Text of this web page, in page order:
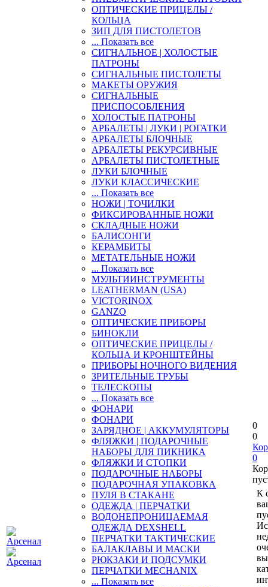
ОПТИЧЕСКИЕ ПРИЦЕЛЫ /
КОЛЬЦА
ЗИП ДЛЯ ПИСТОЛЕТОВ
... Показать все
СИГНАЛЬНОЕ | ХОЛОСТЫЕ
ПАТРОНЫ
СИГНАЛЬНЫЕ ПИСТОЛЕТЫ
МАКЕТЫ ОРУЖИЯ
СИГНАЛЬНЫЕ
ПРИСПОСОБЛЕНИЯ
ХОЛОСТЫЕ ПАТРОНЫ
АРБАЛЕТЫ | ЛУКИ | РОГАТКИ
АРБАЛЕТЫ БЛОЧНЫЕ
АРБАЛЕТЫ РЕКУРСИВНЫЕ
АРБАЛЕТЫ ПИСТОЛЕТНЫЕ
ЛУКИ БЛОЧНЫЕ
ЛУКИ КЛАССИЧЕСКИЕ
... Показать все
НОЖИ | ТОЧИЛКИ
ФИКСИРОВАННЫЕ НОЖИ
СКЛАДНЫЕ НОЖИ
БАЛИСОНГИ
КЕРАМБИТЫ
МЕТАТЕЛЬНЫЕ НОЖИ
... Показать все
МУЛЬТИИНСТРУМЕНТЫ
LEATHERMAN (USA)
VICTORINOX
GANZO
ОПТИЧЕСКИЕ ПРИБОРЫ
БИНОКЛИ
ОПТИЧЕСКИЕ ПРИЦЕЛЫ /
КОЛЬЦА И КРОНШТЕЙНЫ
ПРИБОРЫ НОЧНОГО ВИДЕНИЯ
ЗРИТЕЛЬНЫЕ ТРУБЫ
ТЕЛЕСКОПЫ
... Показать все
ФОНАРИ
ФОНАРИ
ЗАРЯДНОЕ | АККУМУЛЯТОРЫ
ФЛЯЖКИ | ПОДАРОЧНЫЕ
НАБОРЫ ДЛЯ ПИКНИКА
ФЛЯЖКИ И СТОПКИ
ПОДАРОЧНЫЕ НАБОРЫ
ПОДАРОЧНАЯ УПАКОВКА
ПУЛЯ В СТАКАНЕ
ОДЕЖДА | ПЕРЧАТКИ
ВОДОНЕПРОНИЦАЕМАЯ
ОДЕЖДА DEXSHELL
ПЕРЧАТКИ ТАКТИЧЕСКИЕ
БАЛАКЛАВЫ И МАСКИ
РЮКЗАКИ И ПОДСУМКИ
ПЕРЧАТКИ MECHANIX
... Показать все
0
0
0
К